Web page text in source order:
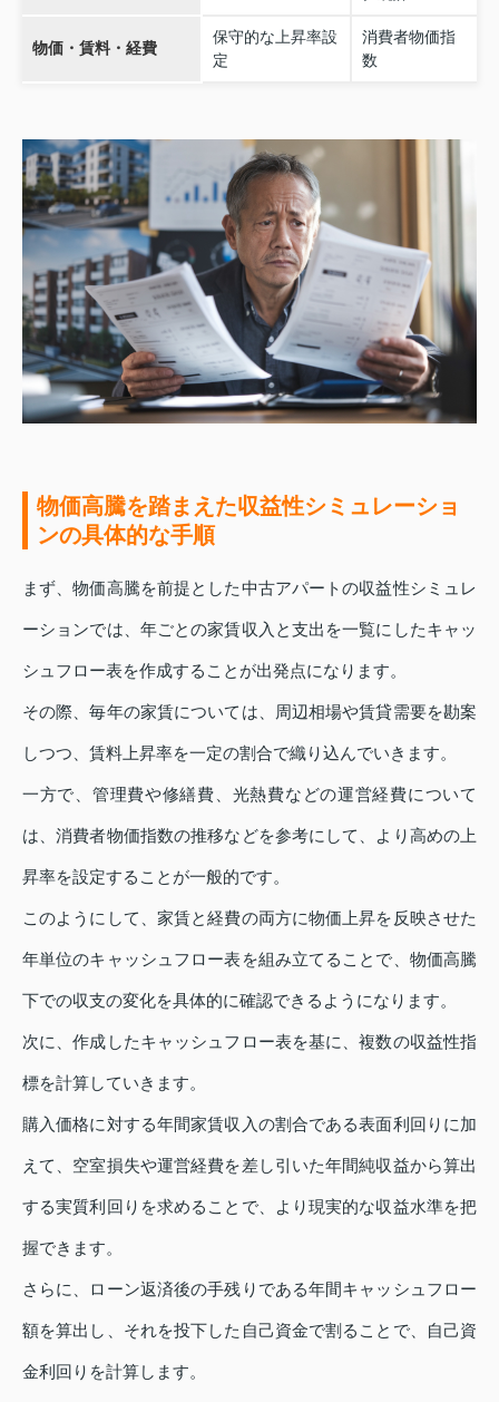
物価・賃料・経費
保守的な上昇率設
定
消費者物価指
数
物価高騰を踏まえた収益性シミュレーショ
ンの具体的な手順
まず、物価高騰を前提とした中古アパートの収益性シミュレ
ーションでは、年ごとの家賃収入と支出を一覧にしたキャッ
シュフロー表を作成することが出発点になります。
その際、毎年の家賃については、周辺相場や賃貸需要を勘案
しつつ、賃料上昇率を一定の割合で織り込んでいきます。
一方で、管理費や修繕費、光熱費などの運営経費について
は、消費者物価指数の推移などを参考にして、より高めの上
昇率を設定することが一般的です。
このようにして、家賃と経費の両方に物価上昇を反映させた
年単位のキャッシュフロー表を組み立てることで、物価高騰
下での収支の変化を具体的に確認できるようになります。
次に、作成したキャッシュフロー表を基に、複数の収益性指
標を計算していきます。
購入価格に対する年間家賃収入の割合である表面利回りに加
えて、空室損失や運営経費を差し引いた年間純収益から算出
する実質利回りを求めることで、より現実的な収益水準を把
握できます。
さらに、ローン返済後の手残りである年間キャッシュフロー
額を算出し、それを投下した自己資金で割ることで、自己資
金利回りを計算します。